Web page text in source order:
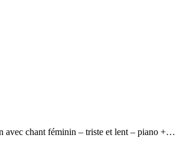
avec chant féminin – triste et lent – piano +…